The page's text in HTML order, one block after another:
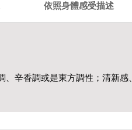
依照身體感受描述
辛香調或是東方調性；清新感